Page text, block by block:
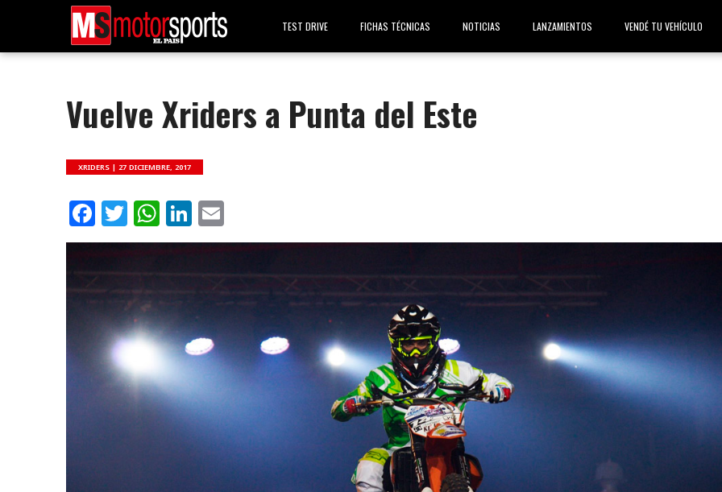
TEST DRIVE FICHAS TÉCNICAS NOTICIAS LANZAMIENTOS VENDÉ TU VEHÍCULO
Vuelve Xriders a Punta del Este
XRIDERS |27 DICIEMBRE, 2017
Facebook
Twitter
WhatsApp
LinkedIn